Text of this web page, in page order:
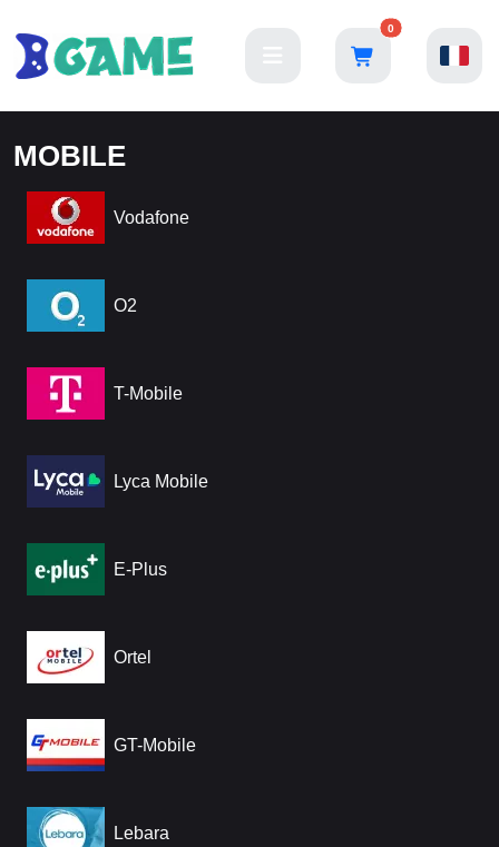
0
MOBILE
Vodafone
O2
T-Mobile
Lyca Mobile
E-Plus
Ortel
GT-Mobile
Lebara